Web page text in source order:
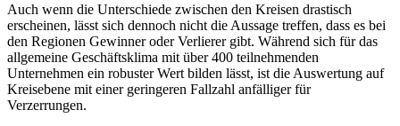
Auch wenn die Unterschiede zwischen den Kreisen drastisch
erscheinen, lässt sich dennoch nicht die Aussage treffen, dass es bei
den Regionen Gewinner oder Verlierer gibt. Während sich für das
allgemeine Geschäftsklima mit über 400 teilnehmenden
Unternehmen ein robuster Wert bilden lässt, ist die Auswertung auf
Kreisebene mit einer geringeren Fallzahl anfälliger für
Verzerrungen.